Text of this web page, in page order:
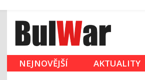
NEJNOVĚJŠÍ AKTUALITY